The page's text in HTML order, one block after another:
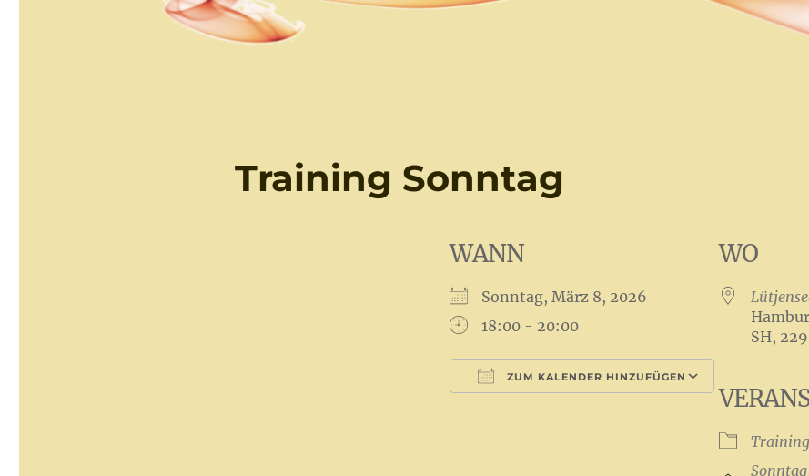
Training Sonntag
WANN
Sonntag, März 8, 2026
18:00 - 20:00
ZUM KALENDER HINZUFÜGEN
Outlook Live
WO
SH,
Training
Sonntag